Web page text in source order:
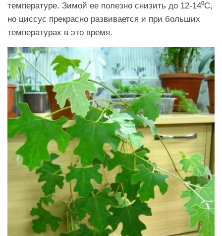
температуре. Зимой ее полезно снизить до 12-14⁰C,
но циссус прекрасно развивается и при больших
температурах в это время.